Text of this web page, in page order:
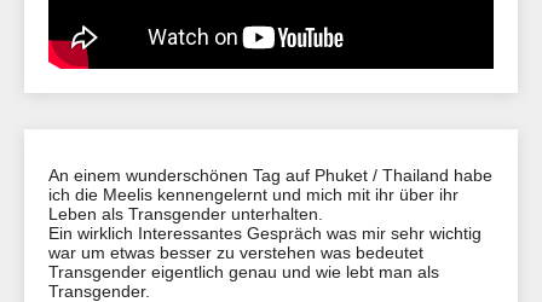
An einem wunderschönen Tag auf Phuket / Thailand habe
ich die Meelis kennengelernt und mich mit ihr über ihr
Leben als Transgender unterhalten.
Ein wirklich Interessantes Gespräch was mir sehr wichtig
war um etwas besser zu verstehen was bedeutet
Transgender eigentlich genau und wie lebt man als
Transgender.